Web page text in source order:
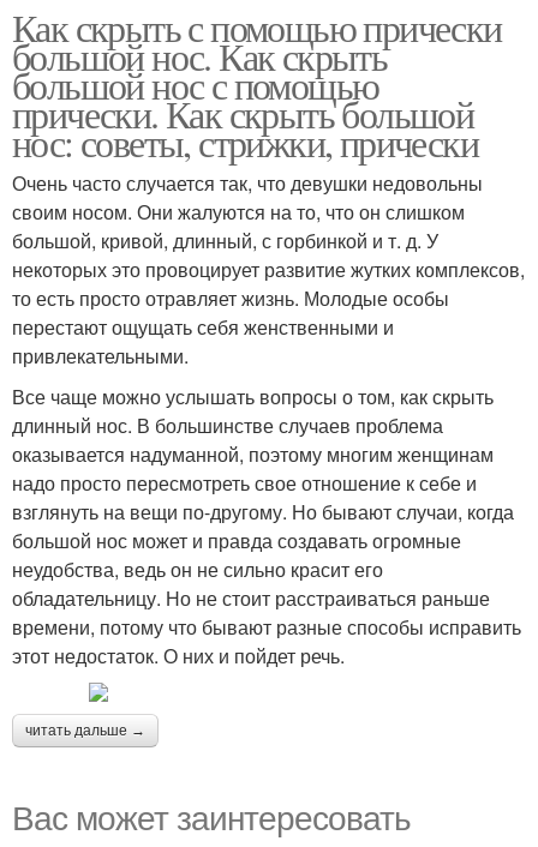
Как скрыть с помощью прически
большой нос. Как скрыть
большой нос с помощью
прически. Как скрыть большой
нос: советы, стрижки, прически
Очень часто случается так, что девушки недовольны
своим носом. Они жалуются на то, что он слишком
большой, кривой, длинный, с горбинкой и т. д. У
некоторых это провоцирует развитие жутких комплексов,
то есть просто отравляет жизнь. Молодые особы
перестают ощущать себя женственными и
привлекательными.
Все чаще можно услышать вопросы о том, как скрыть
длинный нос. В большинстве случаев проблема
оказывается надуманной, поэтому многим женщинам
надо просто пересмотреть свое отношение к себе и
взглянуть на вещи по-другому. Но бывают случаи, когда
большой нос может и правда создавать огромные
неудобства, ведь он не сильно красит его
обладательницу. Но не стоит расстраиваться раньше
времени, потому что бывают разные способы исправить
этот недостаток. О них и пойдет речь.
читать дальше →
Вас может заинтересовать